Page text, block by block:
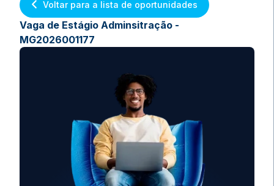
Voltar para a lista de oportunidades
Vaga de Estágio Adminsitração -
MG2026001177